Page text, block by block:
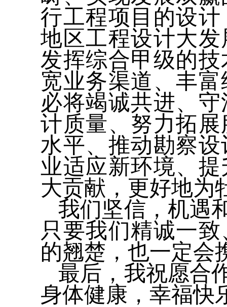
行工程项目的设
地区工程设计大
发挥综合甲级的
宽业务渠道、丰
必将竭诚共进、
计质量、努力拓
水平、推动勘察
业适应新环境、
大贡献，更好地为
我们坚信，机遇
只要我们精诚一
的翘楚，也一定会
最后，我祝愿合
身体健康，幸福快